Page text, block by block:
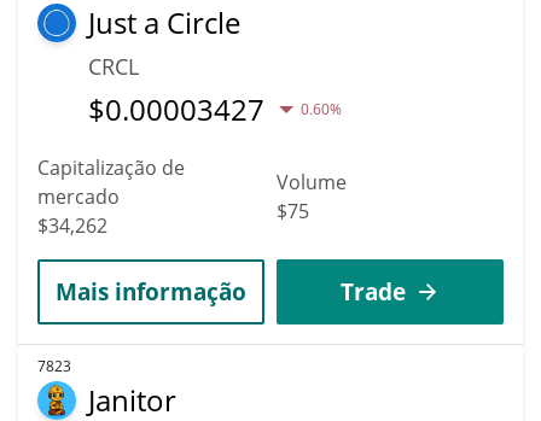
Just a Circle
CRCL
$0.00003427 0.60%
Capitalização de
mercado
$34,262
Volume
$75
Mais informação Trade
7823
Janitor